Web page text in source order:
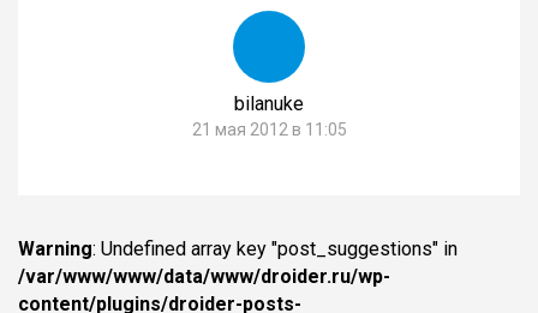
bilanuke
21 мая 2012 в 11:05
Warning: Undefined array key "post_suggestions" in
/var/www/www/data/www/droider.ru/wp-
content/plugins/droider-posts-